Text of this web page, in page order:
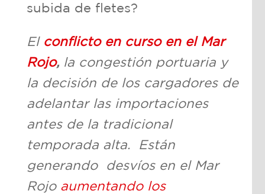
subida de fletes?
El conflicto en curso en el Mar
Rojo,la congestión portuaria y
la decisión de los cargadores de
adelantar las importaciones
antes de la tradicional
temporada alta. Están
generando desvíos en el Mar
Rojo aumentando los